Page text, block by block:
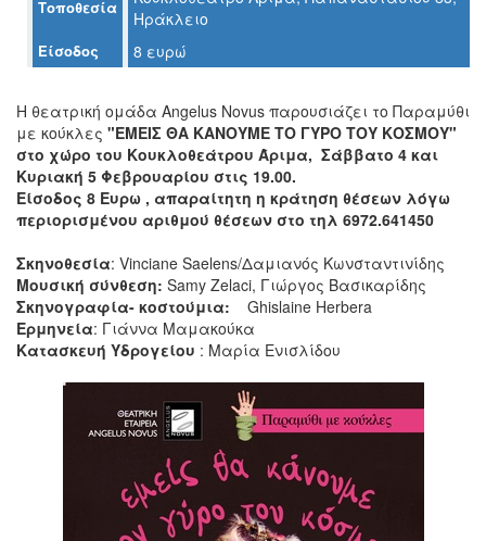
ΤΟΠΟΣ
ΜΑΣ
ΔΗΜΟΣ
ΠΟΛΙΤΙΣΜΟΣ
ΑΝΘΕΚΤΙΚΗ
ΠΟΛΗ
Τοποθεσία
Ηράκλειο
Είσοδος 8 ευρώ
H θεατρική ομάδα Angelus Novus παρουσιάζει το Παραμύθι
με κούκλες "ΕΜΕΙΣ ΘΑ ΚΑΝΟΥΜΕ ΤΟ ΓΥΡΟ ΤΟΥ ΚΟΣΜΟΥ"
στο χώρο του Κουκλοθεάτρου Άριμα, Σάββατο 4 και
Κυριακή 5 Φεβρουαρίου στις 19.00.
Είσοδος 8 Ευρω , απαραίτητη η κράτηση θέσεων λόγω
περιορισμένου αριθμού θέσεων στο τηλ 6972.641450
Σκηνοθεσία: Vinciane Saelens/Δαμιανός Κωνσταντινίδης
Μουσική σύνθεση: Samy Zelaci, Γιώργος Βασικαρίδης
Σκηνογραφία- κοστούμια:
Ghislaine Herbera
Ερμηνεία: Γιάννα Μαμακούκα
Κατασκευή Υδρογείου : Μαρία Ενισλίδου